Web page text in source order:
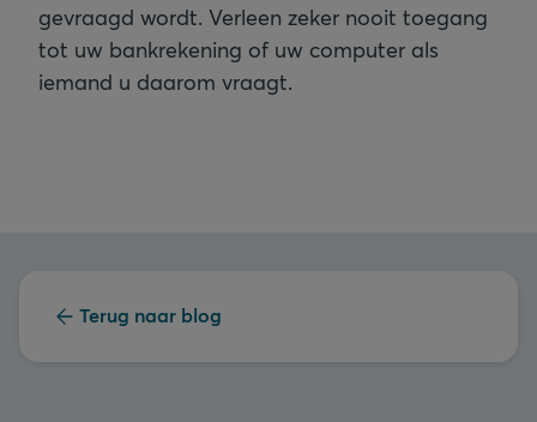
gevraagd wordt. Verleen zeker nooit toegang
tot uw bankrekening of uw computer als
iemand u daarom vraagt.
Terug naar blog